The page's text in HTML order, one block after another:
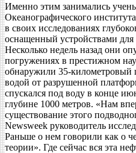
Именно этим занимались
Океанографического
в своих исследованиях
оснащенный устройствами для
Несколько недель назад они
погружениях в престижном
обнаружили 35-
водой от разрушенной
спускался под воду в конце
глубине 1000 метров. «Нам
существование этого
Newsweek руководитель
Раньше о нем говорили как о
теории». Где сейчас вся эта